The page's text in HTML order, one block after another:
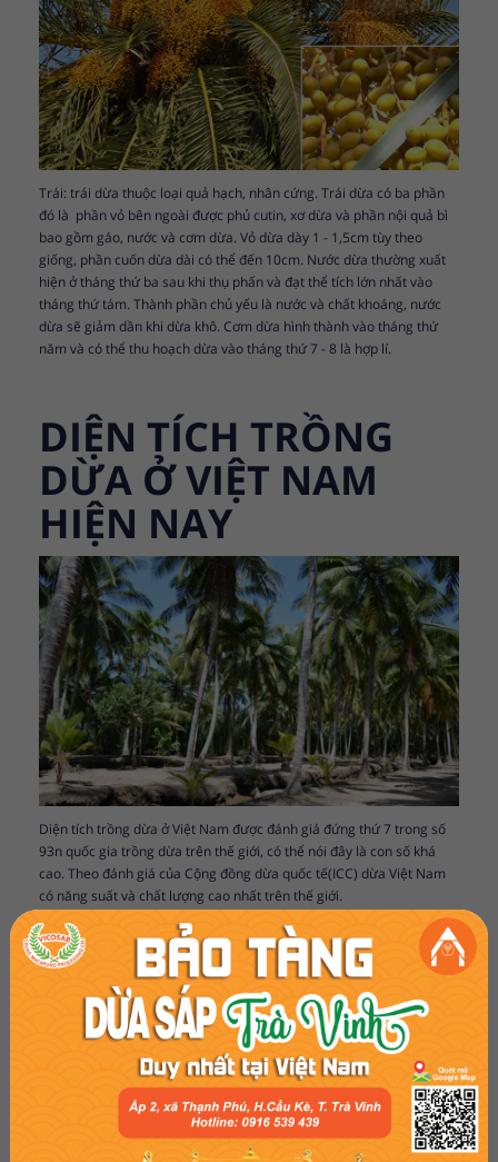
Trái: trái dừa thuộc loại quả hạch, nhân cứng. Trái dừa có ba phần
đó là phần vỏ bên ngoài được phủ cutin, xơ dừa và phần nội quả bì
bao gồm gáo, nước và cơm dừa. Vỏ dừa dày 1 - 1,5cm tùy theo
giống, phần cuốn dừa dài có thể đến 10cm. Nước dừa thường xuất
hiện ở tháng thứ ba sau khi thụ phấn và đạt thể tích lớn nhất vào
tháng thứ tám. Thành phần chủ yếu là nước và chất khoáng, nước
dừa sẽ giảm dần khi dừa khô. Cơm dừa hình thành vào tháng thứ
năm và có thể thu hoạch dừa vào tháng thứ 7 - 8 là hợp lí.
DIỆN TÍCH TRỒNG
DỪA Ở VIỆT NAM
HIỆN NAY
Diện tích trồng dừa ở Việt Nam được đánh giá đứng thứ 7 trong số
93n quốc gia trồng dừa trên thế giới, có thể nói đây là con số khá
cao. Theo đánh giá của Cộng đồng dừa quốc tế(ICC) dừa Việt Nam
có năng suất và chất lượng cao nhất trên thế giới.
Cả nước hiện có 175.000 ha dừa, trong đó Đồng bằng sông Cửu
Long chiếm 80% diện tích khoảng 130.000 ha. Các tỉnh có diện tích
trồng dừa lớn như: Bến Tre, Trà Vinh, Tiền Giang, Vĩnh Long,... dừa
được xác nhận là cây trồng cung cấp nhiều nguyên liệu cho ngành
công nghiệp.
Hiện nay, biện pháp sinh học như bọ đuôi kìm, ong kí sinh,... đang
được quan tâm hàng đầu,Tại Bến Tre, hiện có gần 200.000 hộ dân
trồng dừa. Sản xuất dừa vẫn còn nhỏ lẻ, chưa tập trung. Tuy nhiên
dừa vẫn là cây cho thu nhập chính của nhiều vùng.
Theo nghiên cứu của Viện nghiên cứu dầu và cây có dầu, tại các